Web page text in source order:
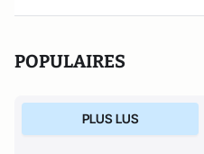
moment où se dessine, en
"libéraux". Peut être suivi
POPULAIRES
PLUS LUS